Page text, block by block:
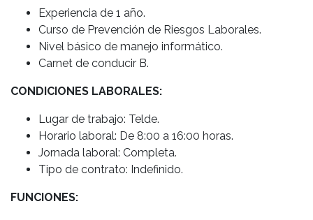
Experiencia de 1 año.
Curso de Prevención de Riesgos Laborales.
Nivel básico de manejo informático.
Carnet de conducir B.
CONDICIONES LABORALES:
Lugar de trabajo: Telde.
Horario laboral: De 8:00 a 16:00 horas.
Jornada laboral: Completa.
Tipo de contrato: Indefinido.
FUNCIONES: